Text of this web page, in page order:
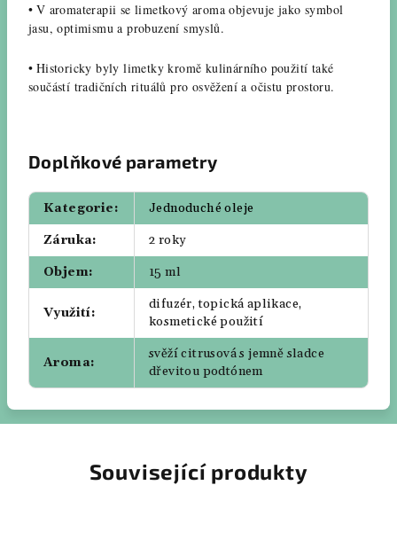
• V aromaterapii se limetkový aroma objevuje jako symbol
jasu, optimismu a probuzení smyslů.
• Historicky byly limetky kromě kulinárního použití také
součástí tradičních rituálů pro osvěžení a očistu prostoru.
Doplňkové parametry
Kategorie:
Jednoduché oleje
Záruka:
2 roky
Objem: 15 ml
Využití:
difuzér, topická aplikace,
kosmetické použití
Aroma:
svěží citrusová s jemně sladce
dřevitou podtónem
Související produkty